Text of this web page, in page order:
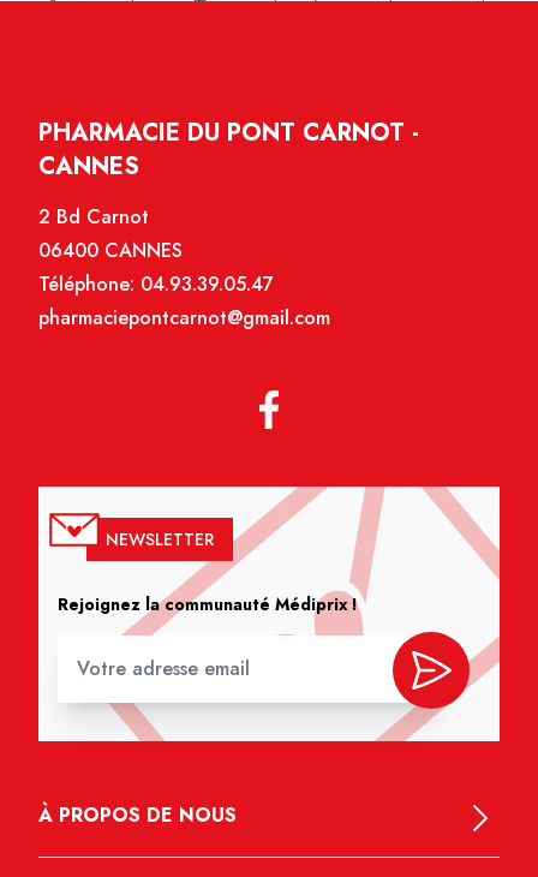
PHARMACIE DU PONT CARNOT -
CANNES
2 Bd Carnot
06400 CANNES
Téléphone: 04.93.39.05.47
pharmaciepontcarnot@gmail.com
NEWSLETTER
Rejoignez la communauté Médiprix !
À PROPOS DE NOUS